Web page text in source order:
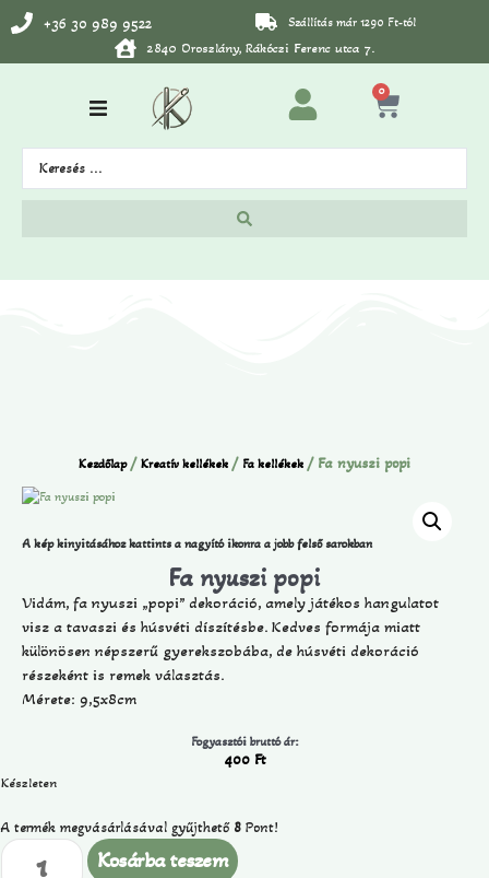
+36 30 989 9522 Szállítás már 1290 Ft-tól
2840 Oroszlány, Rákóczi Ferenc utca 7.
0
Kezdőlap/ Kreatív kellékek / Fa kellékek / Fa nyuszi popi
A kép kinyitásához kattints a nagyító ikonra a jobb felső sarokban
Fa nyuszi popi
Vidám, fa nyuszi „popi” dekoráció, amely játékos hangulatot
visz a tavaszi és húsvéti díszítésbe. Kedves formája miatt
különösen népszerű gyerekszobába, de húsvéti dekoráció
részeként is remek választás.
Mérete: 9,5x8cm
Fogyasztói bruttó ár:
400 Ft
Készleten
A termék megvásárlásával gyűjthető 8 Pont!
Kosárba teszem